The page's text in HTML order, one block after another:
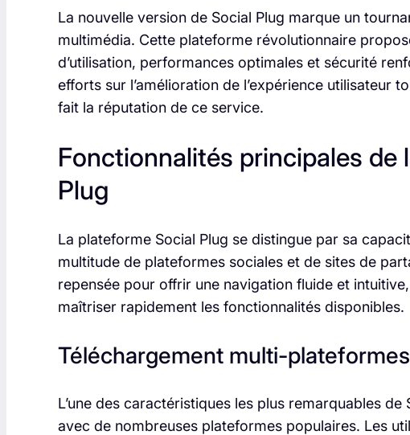
La nouvelle version de Social Plug marque un
multimédia. Cette plateforme révolutionnaire
d’utilisation, performances optimales et sécurité
efforts sur l’amélioration de l’expérience utilisateur
fait la réputation de ce service.
Fonctionnalités principales de
Plug
La plateforme Social Plug se distingue par sa
multitude de plateformes sociales et de sites de
repensée pour offrir une navigation fluide et
maîtriser rapidement les fonctionnalités disponibles.
Téléchargement multi-plateformes
L’une des caractéristiques les plus remarquables
avec de nombreuses plateformes populaires. Les